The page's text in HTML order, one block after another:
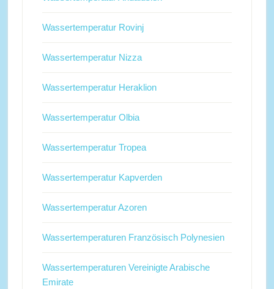
Wassertemperatur Rovinj
Wassertemperatur Nizza
Wassertemperatur Heraklion
Wassertemperatur Olbia
Wassertemperatur Tropea
Wassertemperatur Kapverden
Wassertemperatur Azoren
Wassertemperaturen Französisch Polynesien
Wassertemperaturen Vereinigte Arabische
Emirate